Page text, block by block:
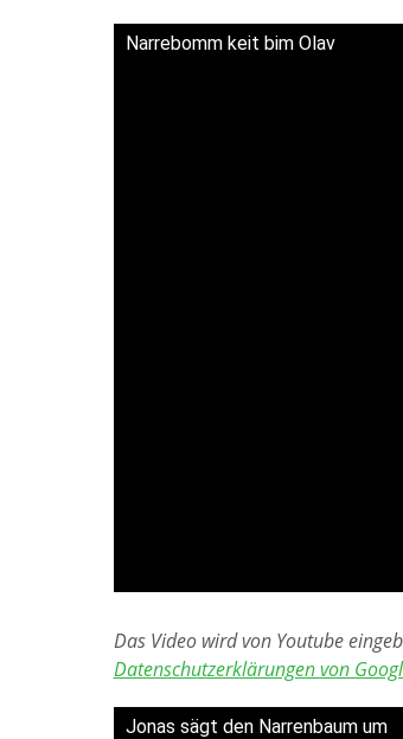
Narrebomm keit bim Olav
Das Video wird von Youtube
Datenschutzerklärungen von
Jonas sägt den Narrenbaum um